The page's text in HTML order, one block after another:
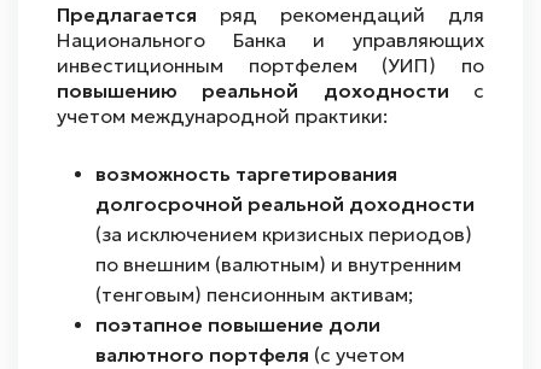
Предлагается ряд рекомендаций для
Национального Банка и управляющих
инвестиционным портфелем (УИП) по
повышению реальной доходности с
учетом международной практики:
возможность таргетирования
долгосрочной реальной доходности
(за исключением кризисных периодов)
по внешним (валютным) и внутренним
(тенговым) пенсионным активам;
поэтапное повышение доли
валютного портфеля (с учетом